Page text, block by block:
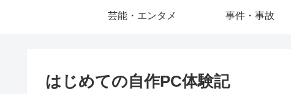
芸能・エンタメ 事件・事故
はじめての自作PC体験記